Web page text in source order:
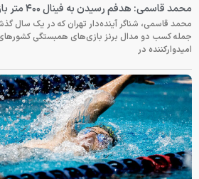
محمد قاسمی: هدفم رسیدن به فینال ۴۰۰ متر بازی‌های آسیایی ناگویاست
محمد قاسمی، شناگر آینده‌دار تهران که در یک سال
جمله کسب دو مدال برنز بازی‌های همبستگی
امیدوارکننده در